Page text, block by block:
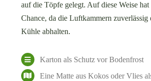
auf die Töpfe gelegt. Auf diese Weise hat
Chance, da die Luftkammern zuverlässig
Kühle abhalten.
Karton als Schutz vor Bodenfrost
Eine Matte aus Kokos oder Vlies